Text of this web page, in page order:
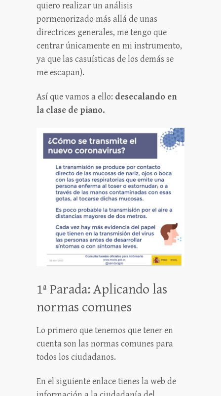
quiero realizar un análisis
pormenorizado más allá de unas
directrices generales, me tengo que
centrar únicamente en mi instrumento,
ya que las casuísticas de los demás se
me escapan).
Así que vamos a ello: desecalando en
la clase de piano.
1ª Parada: Aplicando las
normas comunes
Lo primero que tenemos que tener en
cuenta son las normas comunes para
todos los ciudadanos.
En el siguiente enlace tienes la web de